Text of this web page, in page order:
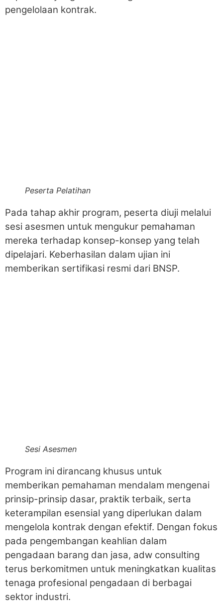
pengelolaan kontrak.
Peserta Pelatihan
Pada tahap akhir program, peserta diuji melalui
sesi asesmen untuk mengukur pemahaman
mereka terhadap konsep-konsep yang telah
dipelajari. Keberhasilan dalam ujian ini
memberikan sertifikasi resmi dari BNSP.
Sesi Asesmen
Program ini dirancang khusus untuk
memberikan pemahaman mendalam mengenai
prinsip-prinsip dasar, praktik terbaik, serta
keterampilan esensial yang diperlukan dalam
mengelola kontrak dengan efektif. Dengan fokus
pada pengembangan keahlian dalam
pengadaan barang dan jasa, adw consulting
terus berkomitmen untuk meningkatkan kualitas
tenaga profesional pengadaan di berbagai
sektor industri.